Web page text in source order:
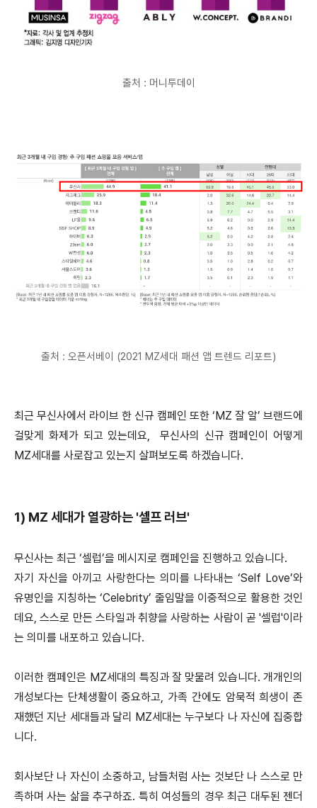
출처 : 머니투데이
출처 : 오픈서베이 (2021 MZ세대 패션 앱 트렌드 리포트)
최근 무신사에서 라이브 한 신규 캠페인 또한 ‘MZ 잘 알’ 브랜드에
걸맞게 화제가 되고 있는데요, 무신사의 신규 캠페인이 어떻게
MZ세대를 사로잡고 있는지 살펴보도록 하겠습니다.
1) MZ 세대가 열광하는 '셀프 러브'
무신사는 최근 ‘셀럽’을 메시지로 캠페인을 진행하고 있습니다.
자기 자신을 아끼고 사랑한다는 의미를 나타내는 ‘Self Love’와
유명인을 지칭하는 ‘Celebrity’ 줄임말을 이중적으로 활용한 것인
데요, 스스로 만든 스타일과 취향을 사랑하는 사람이 곧 '셀럽'이라
는 의미를 내포하고 있습니다.
이러한 캠페인은 MZ세대의 특징과 잘 맞물려 있습니다. 개개인의
개성보다는 단체생활이 중요하고, 가족 간에도 암묵적 희생이 존
재했던 지난 세대들과 달리 MZ세대는 누구보다 나 자신에 집중합
니다.
회사보단 나 자신이 소중하고, 남들처럼 사는 것보단 나 스스로 만
족하며 사는 삶을 추구하죠. 특히 여성들의 경우 최근 대두된 젠더